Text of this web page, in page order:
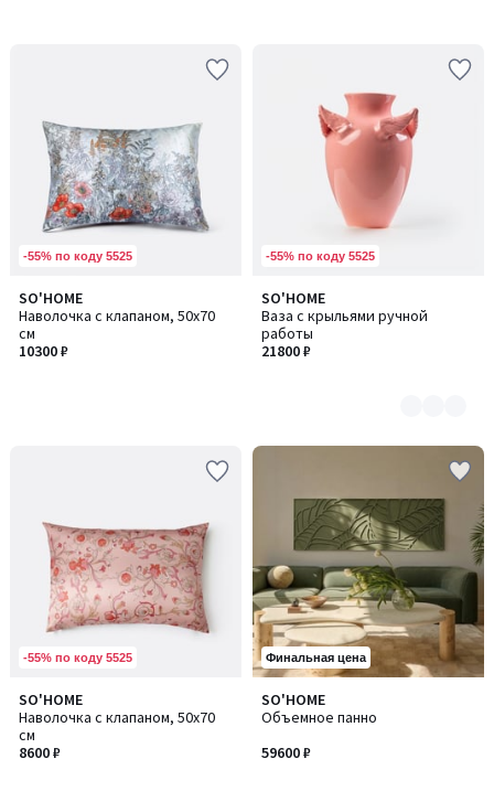
-55% по коду 5525
SO'HOME
Наволочка с клапаном, 50х70
см
10300 ₽
-55% по коду 5525
SO'HOME
Ваза с крыльями ручной
работы
21800 ₽
Количество
цветов:
2
-55% по коду 5525
SO'HOME
Наволочка с клапаном, 50х70
см
8600 ₽
Финальная цена
SO'HOME
Объемное панно
59600 ₽